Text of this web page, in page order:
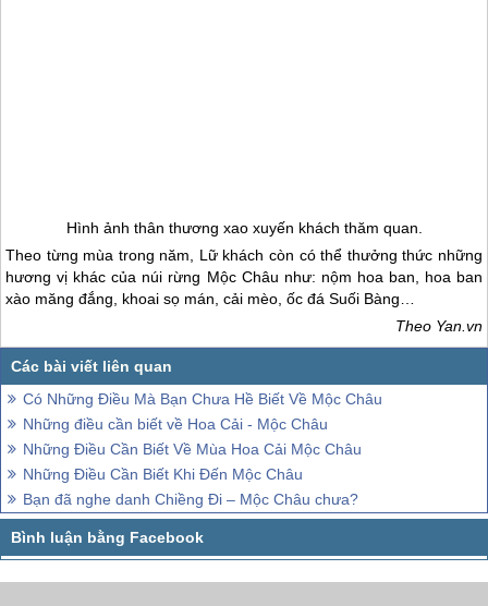
Email: Info@vietsensetravel.com,
Website:www.vietsensetravel.com,
Giấy chứng nhận đăng ký kinh doanh số: 0104731205 do Sở kế
CHẤP NHẬN THANH TOÁN